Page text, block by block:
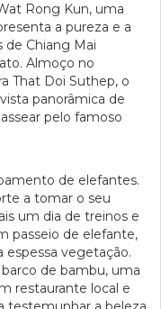
Rong Kun, uma
a pureza e a
de Chiang Mai
Almoço no
That Doi Suthep, o
panorâmica de
pelo famoso
de elefantes.
a tomar o seu
um dia de treinos e
passeio de elefante,
espessa vegetação.
de bambu, uma
restaurante local e